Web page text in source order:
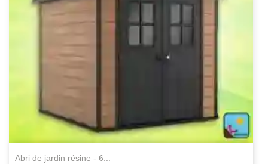
abri de jardin résine - 6...